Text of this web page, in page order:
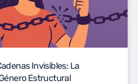
Invisibles: La
Estructural